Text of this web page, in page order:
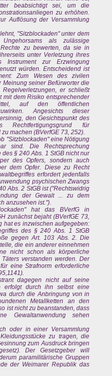
beabsichtigt sei, um die
zu erhöhen.
Auflösung der Versammlung
"Sitzblockaden" unter dem
als zulässige
zu bewerten, da sie in
unter Verletzung ihres
Instrument zur Erzwingung
würden. Entscheidend ist
Zum Wesen des zivilen
Meinung seiner Befürworter die
er schließt
mit dem Risiko entsprechender
auf den öffentlichen
Angesichts dieser
den Gesichtspunkt des
Rechtfertigungsgrund für
machen (BVerfGE 73, 252).
"Sitzblockaden" eine Nötigung
sind. Die Rechtsprechung
§ 240 Abs. 1 StGB nicht nur
des Opfers, sondern auch
dem Opfer. Diese zu Recht
erfordert jedenfalls
psychischen Zwangs
Abs. 2 StGB ist ("Rechtswidrig
der Gewalt ... zu dem
anzusehen ist.").
hat das BVerfG in
zunächst bejaht (BVerfGE 73,
hat es inzwischen aufgegeben:
des § 240 Abs. 1 StGB
gegen Art. 103 Abs. 2. Die
die ein anderer einnehmen
nicht schon als körperliche
verstanden werden. Der
eine Strafnorm erforderliche
dagegen nicht auf seine
erfolgt durch ihn selbst eine
durch die Anbringung von in
Metallketten an den
ist nicht zu beanstanden, dass
Gewaltanwendung sehen
oder in einer Versammlung
zu tragen, die
zum Ausdruck bringen
Der Gesetzgeber will
paramilitärische Gruppen
der Weimarer Republik das